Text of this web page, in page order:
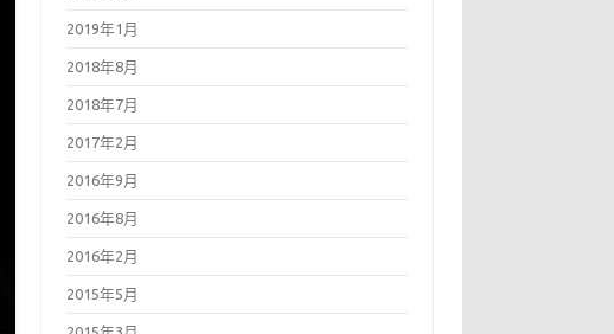
2019年1月
2018年8月
2018年7月
2017年2月
2016年9月
2016年8月
2016年2月
2015年5月